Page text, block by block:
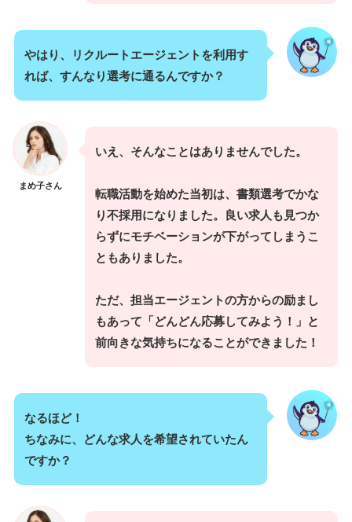
やはり、リクルートエージェントを利用す
れば、すんなり選考に通るんですか？
まめ子さん
いえ、そんなことはありませんでした。
転職活動を始めた当初は、書類選考でかな
り不採用になりました。良い求人も見つか
らずにモチベーションが下がってしまうこ
ともありました。
ただ、担当エージェントの方からの励まし
もあって「どんどん応募してみよう！」と
前向きな気持ちになることができました！
なるほど！
ちなみに、どんな求人を希望されていたん
ですか？